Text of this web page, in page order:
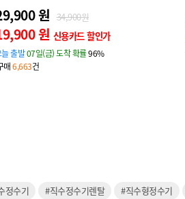
원 34,900원
원 신용카드 할인가
출발07일(금) 도착 확률96%
매6,663건
정수기 #직수정수기렌탈 #직수형정수기